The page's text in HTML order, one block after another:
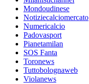
Mondoudinese
Notiziecalciomercato
Numericalcio
Padovasport
Pianetamilan
SOS Fanta
Toronews
Tuttobolognaweb
Violanews